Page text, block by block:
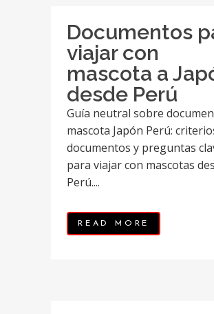
Documentos
viajar con
mascota a
desde Perú
Guía neutral sobre
mascota Japón Perú:
documentos y preguntas
para viajar con mascotas
Perú....
READ MORE